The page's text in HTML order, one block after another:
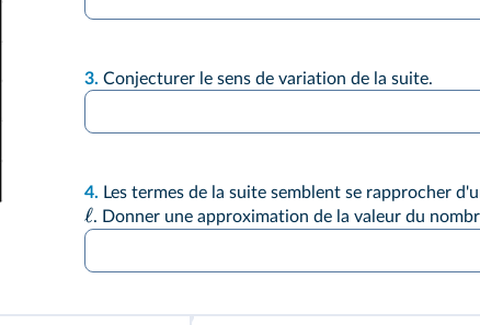
3. Conjecturer le sens de variation de la suite.
4. Les termes de la suite semblent se rapprocher
ℓ. Donner une approximation de la valeur du